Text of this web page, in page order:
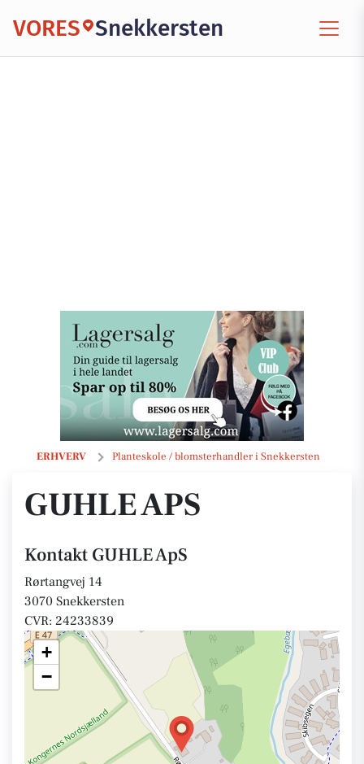
VORES Snekkersten
ERHVERV Planteskole / blomsterhandler i Snekkersten
GUHLE ApS
GUHLE APS
Kontakt GUHLE ApS
Rørtangvej 14
3070 Snekkersten
CVR: 24233839
+
−